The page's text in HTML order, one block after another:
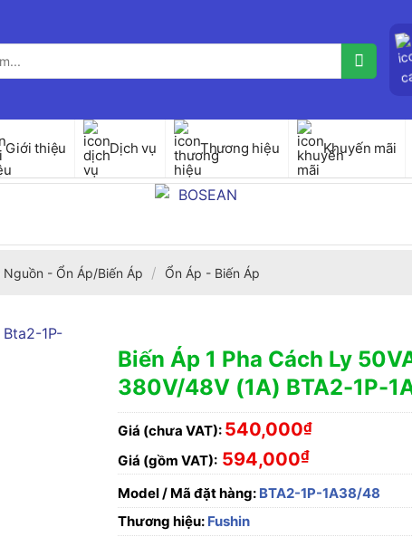
Giới thiệu Dịch vụ Thương hiệu Khuyến mãi
- Ổn Áp/Biến Áp / Ổn Áp - Biến Áp
Biến Áp 1 Pha Cách Ly
380V/48V (1A) BTA2-1P-
Giá (chưa VAT): 540,000₫
Giá (gồm VAT): 594,000₫
Model / Mã đặt hàng: BTA2-1P-1A38/48
Thương hiệu: Fushin